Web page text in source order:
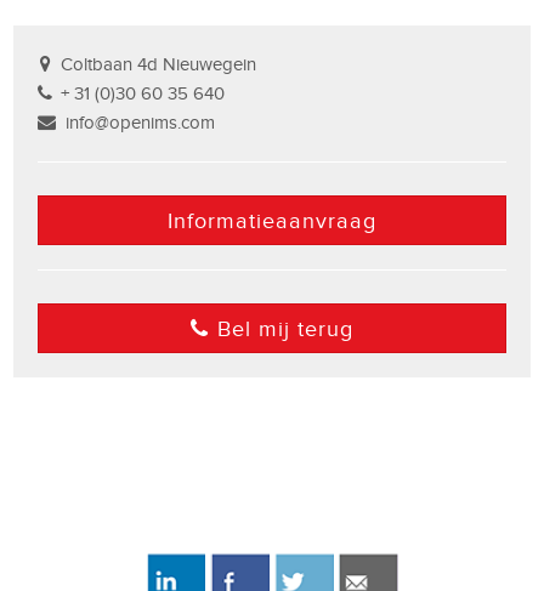
Coltbaan 4d Nieuwegein
+ 31 (0)30 60 35 640
info@openims.com
Informatieaanvraag
Bel mij terug